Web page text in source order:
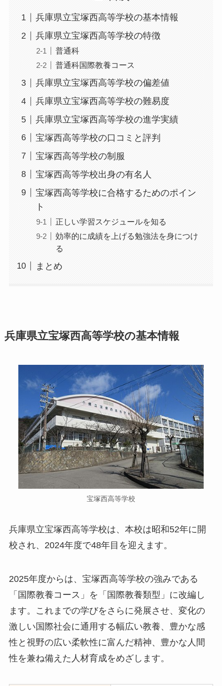
兵庫県立宝塚西高等学校の基本情報
兵庫県立宝塚西高等学校の特徴
普通科
普通科国際教養コース
兵庫県立宝塚西高等学校の偏差値
兵庫県立宝塚西高等学校の難易度
兵庫県立宝塚西高等学校の進学実績
宝塚西高等学校の口コミと評判
宝塚西高等学校の制服
宝塚西高等学校出身の有名人
宝塚西高等学校に合格するためのポイン
ト
正しい学習スケジュールを知る
効率的に成績を上げる勉強法を身につけ
る
まとめ
兵庫県立宝塚西高等学校の基本情報
宝塚西高等学校
兵庫県立宝塚西高等学校は、本校は昭和52年に開
校され、2024年度で48年目を迎えます。
2025年度からは、宝塚西高等学校の強みである
「国際教養コース」を「国際教養類型」に改編し
ます。これまでの学びをさらに発展させ、変化の
激しい国際社会に通用する幅広い教養、豊かな感
性と視野の広い柔軟性に富んだ精神、豊かな人間
性を兼ね備えた人材育成をめざします。